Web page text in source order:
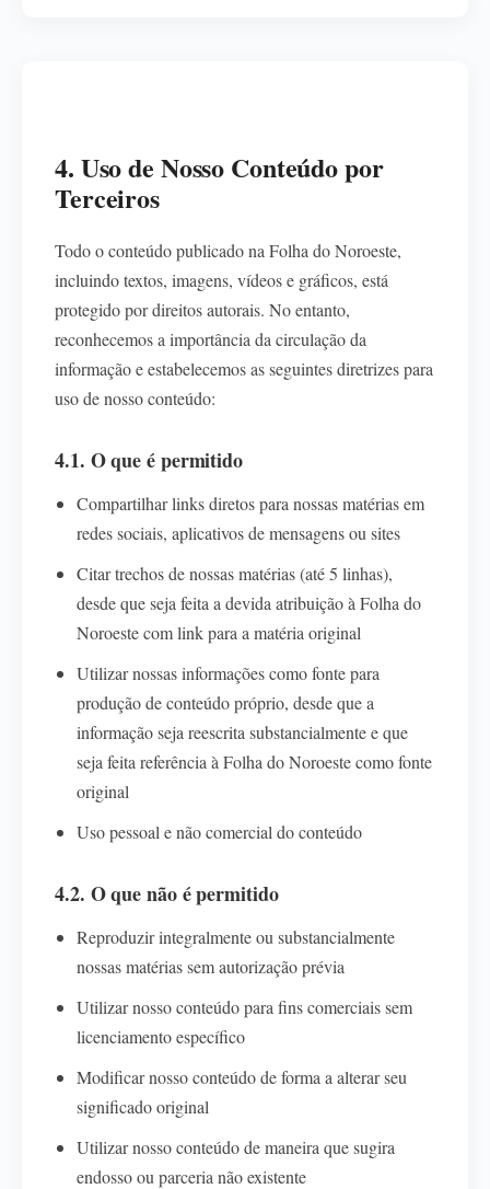
4. Uso de Nosso Conteúdo por
Terceiros
Todo o conteúdo publicado na Folha do Noroeste,
incluindo textos, imagens, vídeos e gráficos, está
protegido por direitos autorais. No entanto,
reconhecemos a importância da circulação da
informação e estabelecemos as seguintes diretrizes para
uso de nosso conteúdo:
4.1. O que é permitido
Compartilhar links diretos para nossas matérias em
redes sociais, aplicativos de mensagens ou sites
Citar trechos de nossas matérias (até 5 linhas),
desde que seja feita a devida atribuição à Folha do
Noroeste com link para a matéria original
Utilizar nossas informações como fonte para
produção de conteúdo próprio, desde que a
informação seja reescrita substancialmente e que
seja feita referência à Folha do Noroeste como fonte
original
Uso pessoal e não comercial do conteúdo
4.2. O que não é permitido
Reproduzir integralmente ou substancialmente
nossas matérias sem autorização prévia
Utilizar nosso conteúdo para fins comerciais sem
licenciamento específico
Modificar nosso conteúdo de forma a alterar seu
significado original
Utilizar nosso conteúdo de maneira que sugira
endosso ou parceria não existente